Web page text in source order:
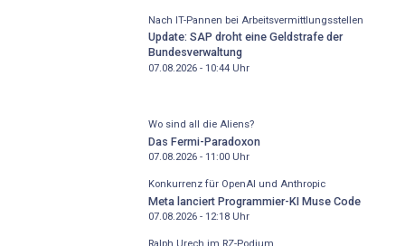
Nach IT-Pannen bei Arbeitsvermittlungsstellen
Update: SAP droht eine Geldstrafe der
Bundesverwaltung
07.08.2026 - 10:44Uhr
Wo sind all die Aliens?
Das Fermi-Paradoxon
07.08.2026 - 11:00Uhr
Konkurrenz für OpenAI und Anthropic
Meta lanciert Programmier-KI Muse Code
07.08.2026 - 12:18Uhr